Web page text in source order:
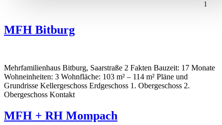
1
MFH Bitburg
Mehrfamilienhaus Bitburg, Saarstraße 2 Fakten Bauzeit: 17 Monate
Wohneinheiten: 3 Wohnfläche: 103 m² – 114 m² Pläne und
Grundrisse Kellergeschoss Erdgeschoss 1. Obergeschoss 2.
Obergeschoss Kontakt
MFH + RH Mompach